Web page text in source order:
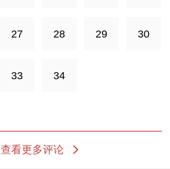
27 28 29 30
33 34
查看更多评论